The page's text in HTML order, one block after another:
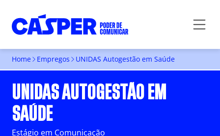
Home Empregos UNIDAS Autogestão em Saúde
UNIDAS AUTOGESTÃO EM
SAÚDE
Estágio em Comunicação